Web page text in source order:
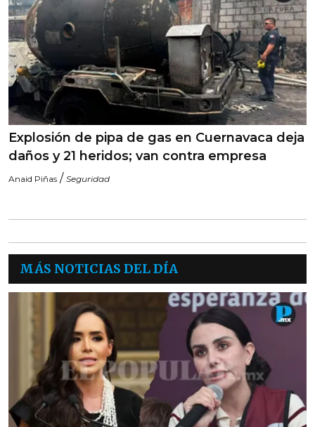
Explosión de pipa de gas en Cuernavaca deja
daños y 21 heridos; van contra empresa
Anaid Piñas / Seguridad
MÁS NOTICIAS DEL DÍA